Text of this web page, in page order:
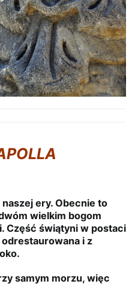
ery. Obecnie to
wielkim bogom
Część świątyni w postaci
i z
samym morzu, więc